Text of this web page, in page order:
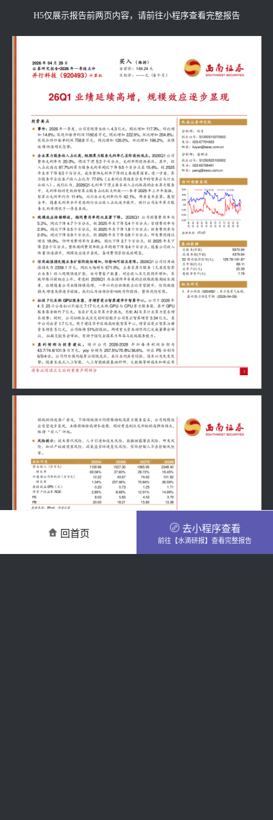
H5仅展示报告前两页内容，请前往小程序查看完整报告
回首页 去小程序查看
前往【水滴研报】查看完整报告